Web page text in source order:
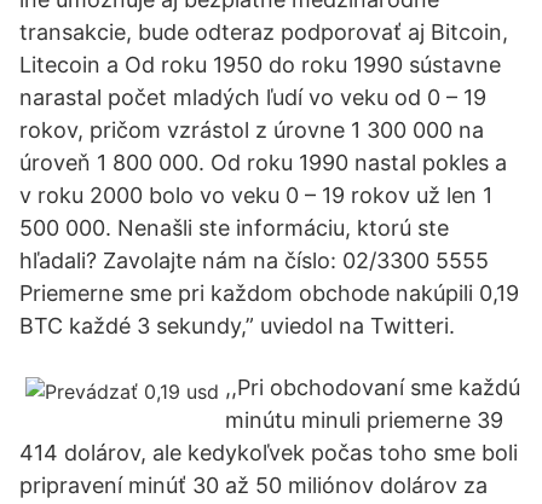
transakcie, bude odteraz podporovať aj Bitcoin,
Litecoin a Od roku 1950 do roku 1990 sústavne
narastal počet mladých ľudí vo veku od 0 – 19
rokov, pričom vzrástol z úrovne 1 300 000 na
úroveň 1 800 000. Od roku 1990 nastal pokles a
v roku 2000 bolo vo veku 0 – 19 rokov už len 1
500 000. Nenašli ste informáciu, ktorú ste
hľadali? Zavolajte nám na číslo: 02/3300 5555
Priemerne sme pri každom obchode nakúpili 0,19
BTC každé 3 sekundy,” uviedol na Twitteri.
,,Pri obchodovaní sme každú
minútu minuli priemerne 39
414 dolárov, ale kedykoľvek počas toho sme boli
pripravení minúť 30 až 50 miliónov dolárov za